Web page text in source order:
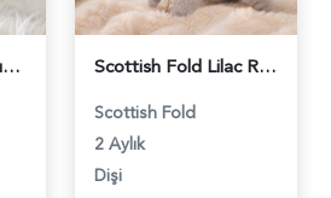
British Shorthair Blue Point Kızımız 2 Aylık - 5149 Scottish Fold Lilac Renk Dişi Yavrumuz - 4894
Scottish Fold
2 Aylık
Dişi